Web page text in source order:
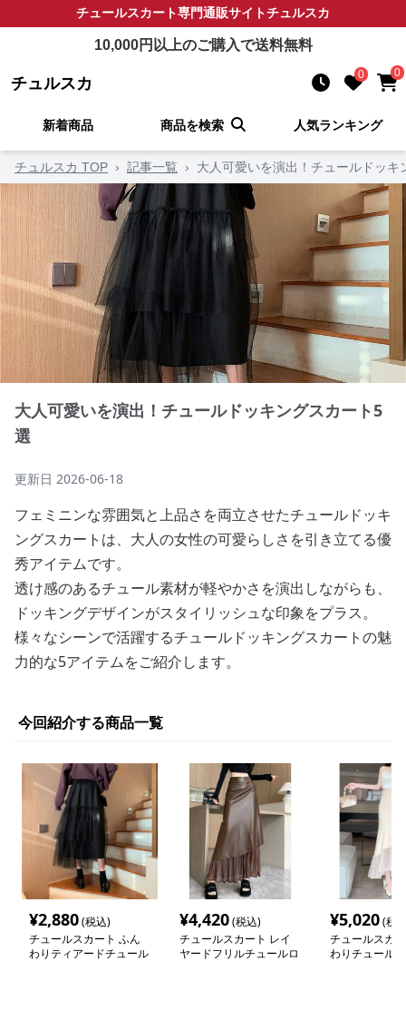
チュールスカート専門通販サイトチュルスカ
10,000円以上のご購入で送料無料
チュルスカ 0 0
新着商品 商品を検索 人気ランキング
チュルスカ TOP › 記事一覧 › 大人可愛いを演出！チュールドッキ
大人可愛いを演出！チュールドッキングスカート5
選
更新日 2026-06-18
フェミニンな雰囲気と上品さを両立させたチュールドッキ
ングスカートは、大人の女性の可愛らしさを引き立てる優
秀アイテムです。
透け感のあるチュール素材が軽やかさを演出しながらも、
ドッキングデザインがスタイリッシュな印象をプラス。
様々なシーンで活躍するチュールドッキングスカートの魅
力的な5アイテムをご紹介します。
今回紹介する商品一覧
¥2,880(税込)
チュールスカート ふん
わりティアードチュール
¥4,420(税込)
チュールスカート レイ
ヤードフリルチュールロ
¥5,020(税
チュールスカ
わりチュール